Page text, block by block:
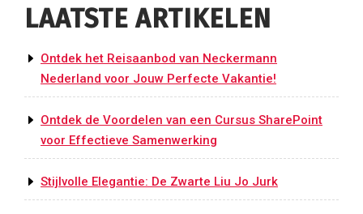
LAATSTE ARTIKELEN
Ontdek het Reisaanbod van Neckermann
Nederland voor Jouw Perfecte Vakantie!
Ontdek de Voordelen van een Cursus SharePoint
voor Effectieve Samenwerking
Stijlvolle Elegantie: De Zwarte Liu Jo Jurk